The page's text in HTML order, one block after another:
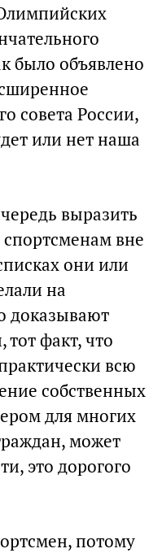
было объявлено
совета России,
или нет наша
выразить
вне
они или
на
доказывают
факт, что
всю
собственных
для многих
может
это дорогого
потому